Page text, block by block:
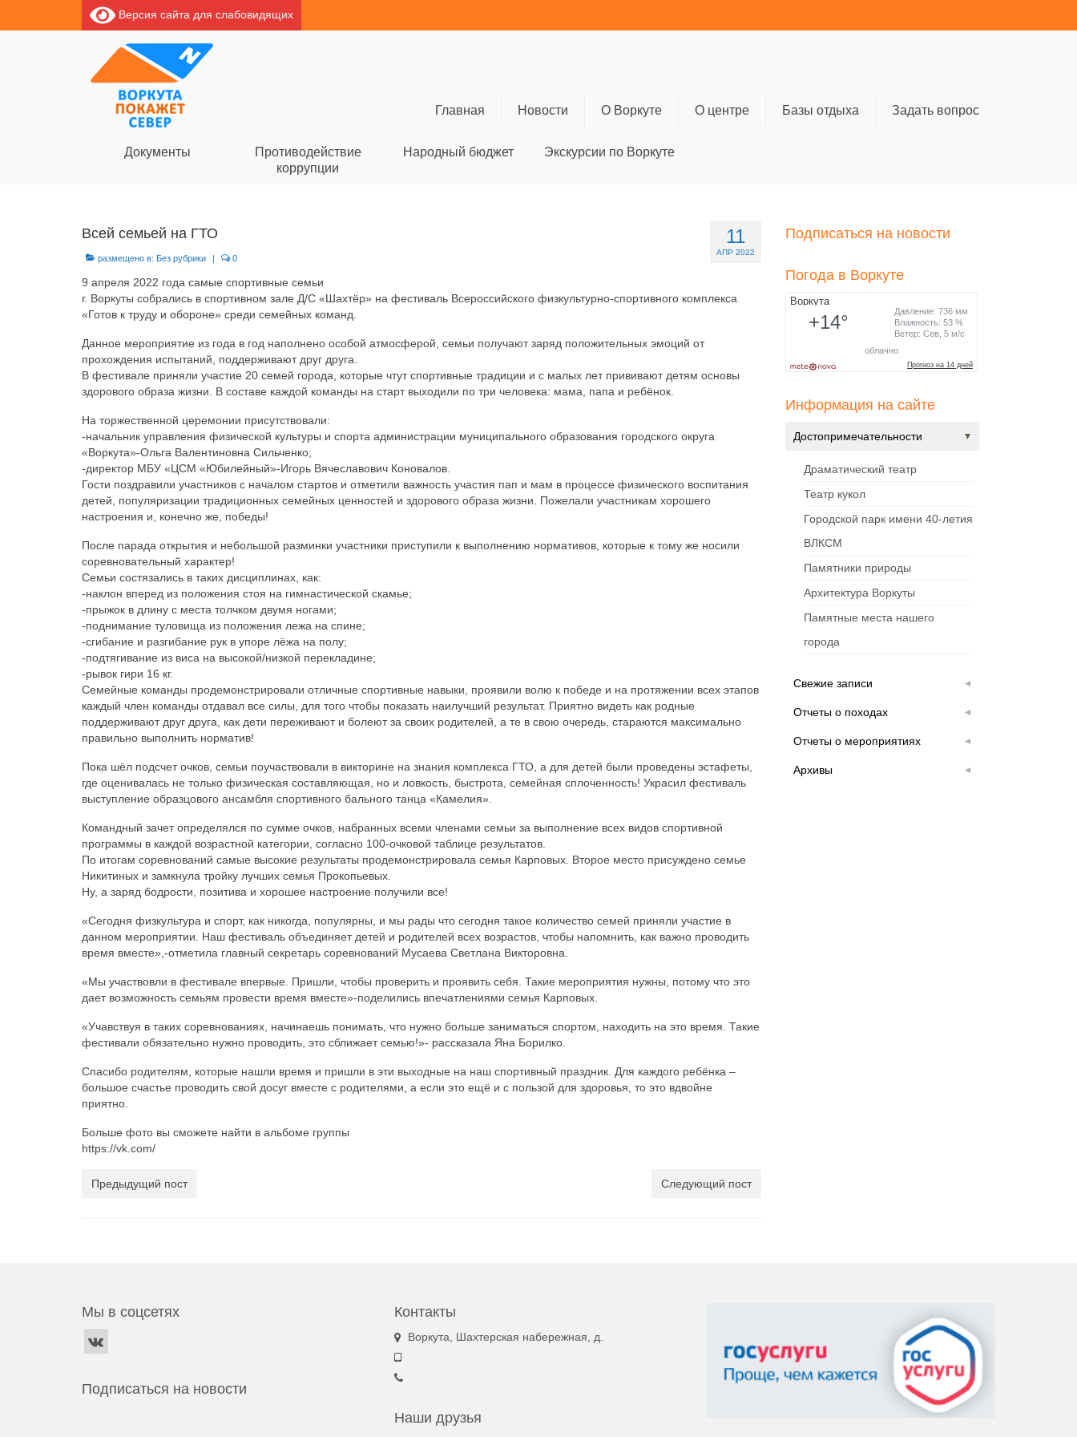
Версия сайта для слабовидящих
Главная Новости О Воркуте О центре Базы отдыха Задать вопрос
Документы
Противодействие
коррупции
Народный бюджет Экскурсии по Воркуте
11
АПР 2022
Всей семьей на ГТО
размещено в: Без рубрики | 0
9 апреля 2022 года самые спортивные семьи
г. Воркуты собрались в спортивном зале Д/С «Шахтёр» на фестиваль Всероссийского физкультурно-спортивного комплекса
«Готов к труду и обороне» среди семейных команд.
Данное мероприятие из года в год наполнено особой атмосферой, семьи получают заряд положительных эмоций от
прохождения испытаний, поддерживают друг друга.
В фестивале приняли участие 20 семей города, которые чтут спортивные традиции и с малых лет прививают детям основы
здорового образа жизни. В составе каждой команды на старт выходили по три человека: мама, папа и ребёнок.
На торжественной церемонии присутствовали:
-начальник управления физической культуры и спорта администрации муниципального образования городского округа
«Воркута»-Ольга Валентиновна Сильченко;
-директор МБУ «ЦСМ «Юбилейный»-Игорь Вячеславович Коновалов.
Гости поздравили участников с началом стартов и отметили важность участия пап и мам в процессе физического воспитания
детей, популяризации традиционных семейных ценностей и здорового образа жизни. Пожелали участникам хорошего
настроения и, конечно же, победы!
После парада открытия и небольшой разминки участники приступили к выполнению нормативов, которые к тому же носили
соревновательный характер!
Семьи состязались в таких дисциплинах, как:
-наклон вперед из положения стоя на гимнастической скамье;
-прыжок в длину с места толчком двумя ногами;
-поднимание туловища из положения лежа на спине;
-сгибание и разгибание рук в упоре лёжа на полу;
-подтягивание из виса на высокой/низкой перекладине;
-рывок гири 16 кг.
Семейные команды продемонстрировали отличные спортивные навыки, проявили волю к победе и на протяжении всех этапов
каждый член команды отдавал все силы, для того чтобы показать наилучший результат. Приятно видеть как родные
поддерживают друг друга, как дети переживают и болеют за своих родителей, а те в свою очередь, стараются максимально
правильно выполнить норматив!
Пока шёл подсчет очков, семьи поучаствовали в викторине на знания комплекса ГТО, а для детей были проведены эстафеты,
где оценивалась не только физическая составляющая, но и ловкость, быстрота, семейная сплоченность! Украсил фестиваль
выступление образцового ансамбля спортивного бального танца «Камелия».
Командный зачет определялся по сумме очков, набранных всеми членами семьи за выполнение всех видов спортивной
программы в каждой возрастной категории, согласно 100-очковой таблице результатов.
По итогам соревнований самые высокие результаты продемонстрировала семья Карповых. Второе место присуждено семье
Никитиных и замкнула тройку лучших семья Прокопьевых.
Ну, а заряд бодрости, позитива и хорошее настроение получили все!
«Сегодня физкультура и спорт, как никогда, популярны, и мы рады что сегодня такое количество семей приняли участие в
данном мероприятии. Наш фестиваль объединяет детей и родителей всех возрастов, чтобы напомнить, как важно проводить
время вместе»,-отметила главный секретарь соревнований Мусаева Светлана Викторовна.
«Мы участвовли в фестивале впервые. Пришли, чтобы проверить и проявить себя. Такие мероприятия нужны, потому что это
дает возможность семьям провести время вместе»-поделились впечатлениями семья Карповых.
«Учавствуя в таких соревнованиях, начинаешь понимать, что нужно больше заниматься спортом, находить на это время. Такие
фестивали обязательно нужно проводить, это сближает семью!»- рассказала Яна Борилко.
Спасибо родителям, которые нашли время и пришли в эти выходные на наш спортивный праздник. Для каждого ребёнка –
большое счастье проводить свой досуг вместе с родителями, а если это ещё и с пользой для здоровья, то это вдвойне
приятно.
Больше фото вы сможете найти в альбоме группы
https://vk.com/
Предыдущий пост Следующий пост
Подписаться на новости
Погода в Воркуте
Информация на сайте
Достопримечательности
Драматический театр
Театр кукол
Городской парк имени 40-летия
ВЛКСМ
Памятники природы
Архитектура Воркуты
Памятные места нашего
города
Свежие записи
Отчеты о походах
Отчеты о мероприятиях
Архивы
Мы в соцсетях
Подписаться на новости
Контакты
Воркута, Шахтерская набережная, д.
Наши друзья